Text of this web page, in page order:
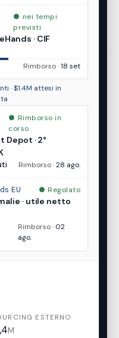
nei tempi
previsti
· CIF
Rimborso ·18 set
· $1.4M attesi in
Rimborso in
corso
Depot · 2°
Rimborso ·28 ago.
EU Regolato
· utile netto
Rimborso · 02
ago.
ESTERNO
M